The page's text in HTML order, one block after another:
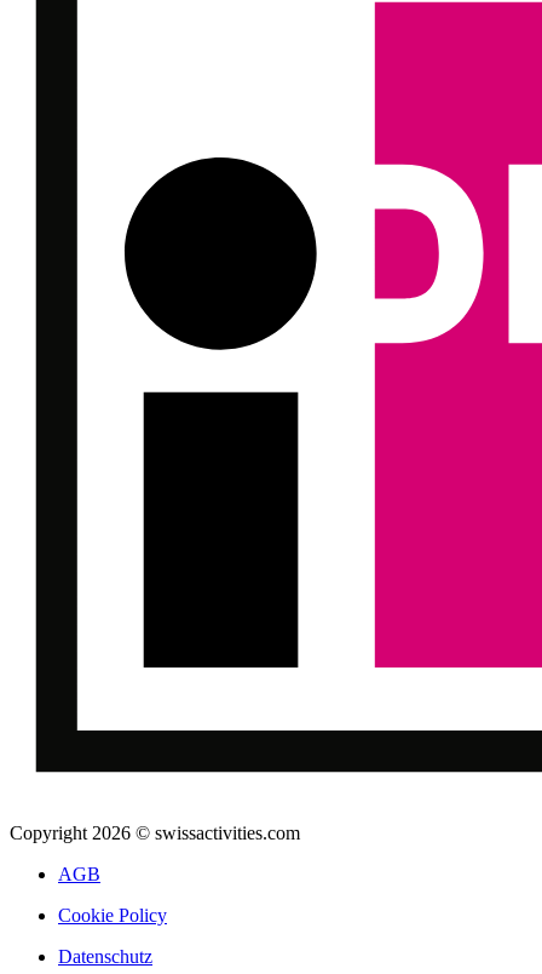
Copyright 2026 © swissactivities.com
AGB
Cookie Policy
Datenschutz